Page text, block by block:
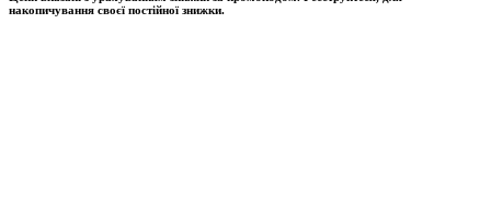
накопичування своєї постійної знижки.